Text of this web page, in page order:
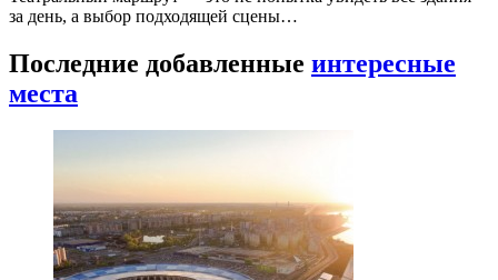
за день, а выбор подходящей сцены…
Последние добавленные интересные
места